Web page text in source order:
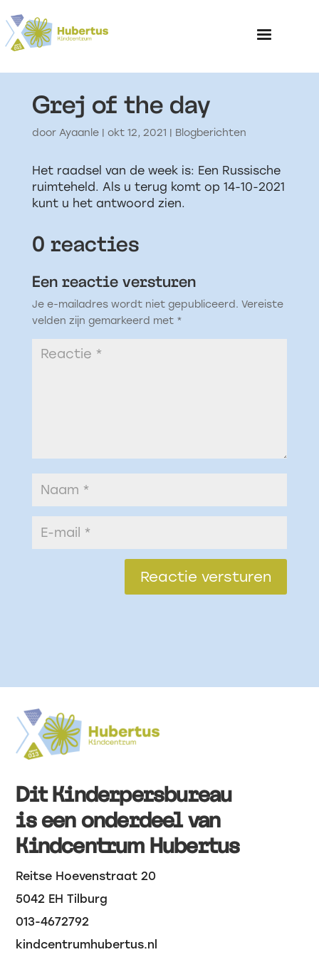
Grej of the day
door Ayaanle| okt 12, 2021 | Blogberichten
Het raadsel van de week is: Een Russische
ruimteheld. Als u terug komt op 14-10-2021
kunt u het antwoord zien.
0 reacties
Een reactie versturen
Je e-mailadres wordt niet gepubliceerd. Vereiste
velden zijn gemarkeerd met *
Reactie versturen
Dit Kinderpersbureau
is een onderdeel van
Kindcentrum Hubertus
Reitse Hoevenstraat 20
5042 EH Tilburg
013-4672792
kindcentrumhubertus.nl